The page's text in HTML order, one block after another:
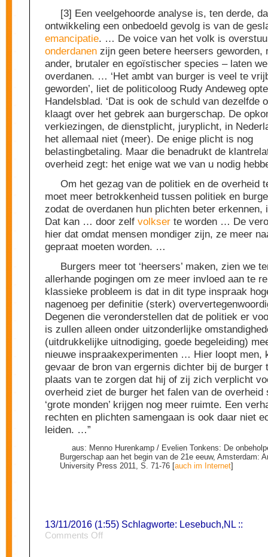
[3] Een veelgehoorde analyse is, ten derde,
ontwikkeling een onbedoeld gevolg is van de
emancipatie. … De voice van het volk is
onderdanen zijn geen betere heersers geworden,
ander, brutaler en egoïstischer species – laten
overdanen. … ‘Het ambt van burger is veel te
geworden’, liet de politicoloog Rudy Andeweg
Handelsblad. ‘Dat is ook de schuld van dezelfde
klaagt over het gebrek aan burgerschap. De
verkiezingen, de dienstplicht, juryplicht, in
het allemaal niet (meer). De enige plicht is nog
belastingbetaling. Maar die benadrukt de
overheid zegt: het enige wat we van u nodig
Om het gezag van de politiek en de overheid
moet meer betrokkenheid tussen politiek en
zodat de overdanen hun plichten beter
Dat kan … door zelf volkser te worden … De
hier dat omdat mensen mondiger zijn, ze meer
gepraat moeten worden. …
Burgers meer tot ‘heersers’ maken, zien we
allerhande pogingen om ze meer invloed aan te
klassieke probleem is dat in dit type inspraak
nagenoeg per definitie (sterk)
Degenen die veronderstellen dat de politiek er
is zullen alleen onder uitzonderlijke
(uitdrukkelijke uitnodiging, goede begeleiding)
nieuwe inspraakexperimenten … Hier loopt men,
gevaar de bron van ergernis dichter bij de burger
plaats van te zorgen dat hij of zij zich verplicht
overheid ziet de burger het falen van de overheid
‘grote monden’ krijgen nog meer ruimte. Een
rechten en plichten samengaan is ook daar niet
leiden. …”
aus: Menno Hurenkamp / Evelien Tonkens: De
Burgerschap aan het begin van de 21e eeuw, Amsterdam:
University Press 2011, S. 71-76 [auch im Internet]
13/11/2016 (1:55) Schlagworte: Lesebuch,NL ::
Comments Offon